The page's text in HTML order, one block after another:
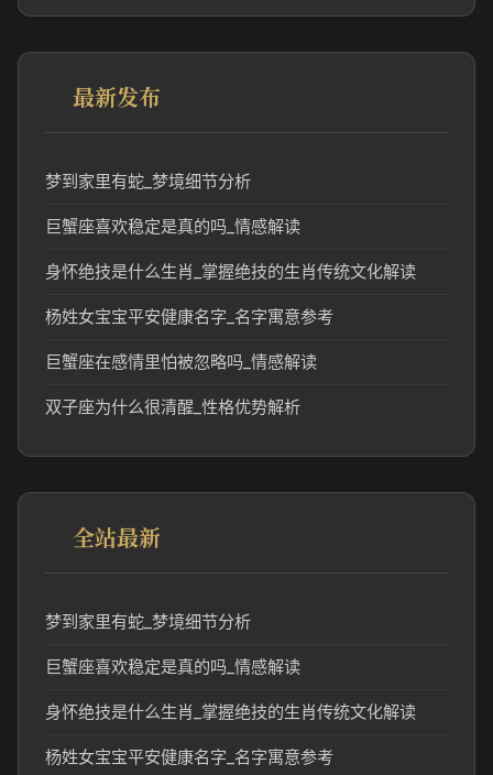
最新发布
梦到家里有蛇_梦境细节分析
巨蟹座喜欢稳定是真的吗_情感解读
身怀绝技是什么生肖_掌握绝技的生肖传统文化解读
杨姓女宝宝平安健康名字_名字寓意参考
巨蟹座在感情里怕被忽略吗_情感解读
双子座为什么很清醒_性格优势解析
全站最新
梦到家里有蛇_梦境细节分析
巨蟹座喜欢稳定是真的吗_情感解读
身怀绝技是什么生肖_掌握绝技的生肖传统文化解读
杨姓女宝宝平安健康名字_名字寓意参考